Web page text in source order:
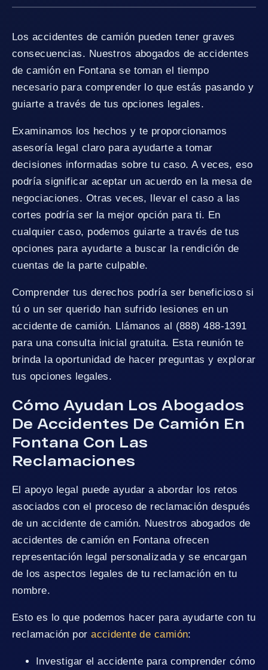
Los accidentes de camión pueden tener graves
consecuencias. Nuestros abogados de accidentes
de camión en Fontana se toman el tiempo
necesario para comprender lo que estás pasando y
guiarte a través de tus opciones legales.
Examinamos los hechos y te proporcionamos
asesoría legal claro para ayudarte a tomar
decisiones informadas sobre tu caso. A veces, eso
podría significar aceptar un acuerdo en la mesa de
negociaciones. Otras veces, llevar el caso a las
cortes podría ser la mejor opción para ti. En
cualquier caso, podemos guiarte a través de tus
opciones para ayudarte a buscar la rendición de
cuentas de la parte culpable.
Comprender tus derechos podría ser beneficioso si
tú o un ser querido han sufrido lesiones en un
accidente de camión. Llámanos al (888) 488-1391
para una consulta inicial gratuita. Esta reunión te
brinda la oportunidad de hacer preguntas y explorar
tus opciones legales.
Cómo Ayudan Los Abogados
De Accidentes De Camión En
Fontana Con Las
Reclamaciones
El apoyo legal puede ayudar a abordar los retos
asociados con el proceso de reclamación después
de un accidente de camión. Nuestros abogados de
accidentes de camión en Fontana ofrecen
representación legal personalizada y se encargan
de los aspectos legales de tu reclamación en tu
nombre.
Esto es lo que podemos hacer para ayudarte con tu
reclamación poraccidente de camión:
Investigar el accidente para comprender cómo